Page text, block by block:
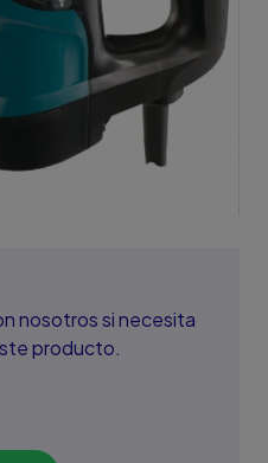
nosotros si necesita
producto.